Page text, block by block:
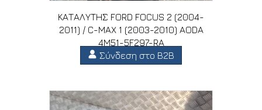
ΚΑΤΑΛΥΤΗΣ FORD FOCUS 2 (2004-
2011) / C-MAX 1 (2003-2010) AODA
4M51-5F297-RA
Σύνδεση στο B2B